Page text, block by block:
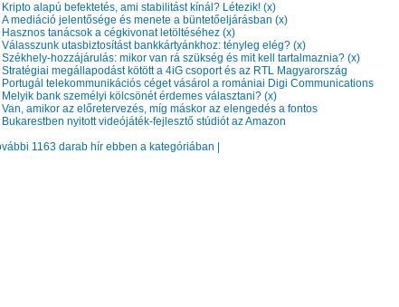
alapú befektetés, ami stabilitást kínál? Létezik! (x)
mediáció jelentősége és menete a büntetőeljárásban (x)
tanácsok a cégkivonat letöltéséhez (x)
utasbiztosítást bankkártyánkhoz: tényleg elég? (x)
hozzájárulás: mikor van rá szükség és mit kell tartalmaznia? (x)
megállapodást kötött a 4iG csoport és az RTL Magyarország
telekommunikációs céget vásárol a romániai Digi Communications
bank személyi kölcsönét érdemes választani? (x)
amikor az előretervezés, míg máskor az elengedés a fontos
nyitott videójáték-fejlesztő stúdiót az Amazon
1163 darab hír ebben a kategóriában |